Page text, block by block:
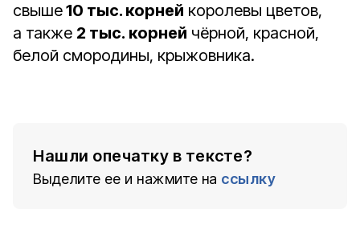
свыше10 тыс. корней королевы цветов,
а также 2 тыс. корней чёрной, красной,
белой смородины, крыжовника.
Нашли опечатку в тексте?
Выделите ее и нажмите на ссылку